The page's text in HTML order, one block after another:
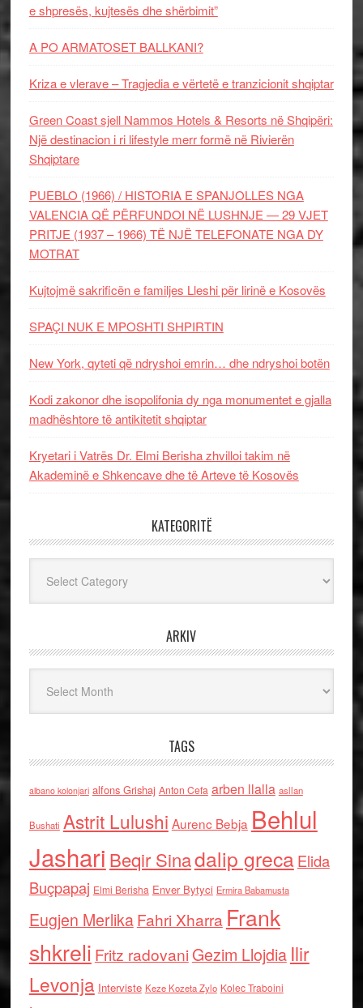
e shpresës, kujtesës dhe shërbimit”
A PO ARMATOSET BALLKANI?
Kriza e vlerave – Tragjedia e vërtetë e tranzicionit shqiptar
Green Coast sjell Nammos Hotels & Resorts në Shqipëri:
Një destinacion i ri lifestyle merr formë në Rivierën
Shqiptare
PUEBLO (1966) / HISTORIA E SPANJOLLES NGA
VALENCIA QË PËRFUNDOI NË LUSHNJE — 29 VJET
PRITJE (1937 – 1966) TË NJË TELEFONATE NGA DY
MOTRAT
Kujtojmë sakrificën e familjes Lleshi për lirinë e Kosovës
SPAÇI NUK E MPOSHTI SHPIRTIN
New York, qyteti që ndryshoi emrin… dhe ndryshoi botën
Kodi zakonor dhe isopolifonia dy nga monumentet e gjalla
madhështore të antikitetit shqiptar
Kryetari i Vatrës Dr. Elmi Berisha zhvilloi takim në
Akademinë e Shkencave dhe të Arteve të Kosovës
KATEGORITË
ARKIV
TAGS
albano kolonjari alfons Grishaj Anton Cefa arben llalla asllan
Bushati Astrit Lulushi Aurenc Bebja Behlul
Jashari Beqir Sinadalip grecaElida
Buçpapaj Elmi Berisha Enver Bytyci Ermira Babamusta
Eugjen MerlikaFahri Xharra Frank
shkreli Fritz radovaniGezim Llojdia Ilir
Levonja Interviste Keze Kozeta Zylo Kolec Traboini